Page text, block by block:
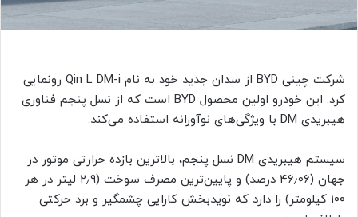
شرکت چینی BYD از سدان جدید خود به نام Qin L DM-i رونمایی
کرد. این خودرو اولین محصول BYD است که از نسل پنجم فناوری
هیبریدی DM با ویژگی‌های نوآورانه استفاده می‌کند.
سیستم هیبریدی DM نسل پنجم، بالاترین بازده حرارتی موتور در
جهان (۴۶٫۰۶ درصد) و پایین‌ترین مصرف سوخت (۲٫۹ لیتر در هر
۱۰۰ کیلومتر) را دارد که نویدبخش کارایی چشمگیر و برد حرکتی